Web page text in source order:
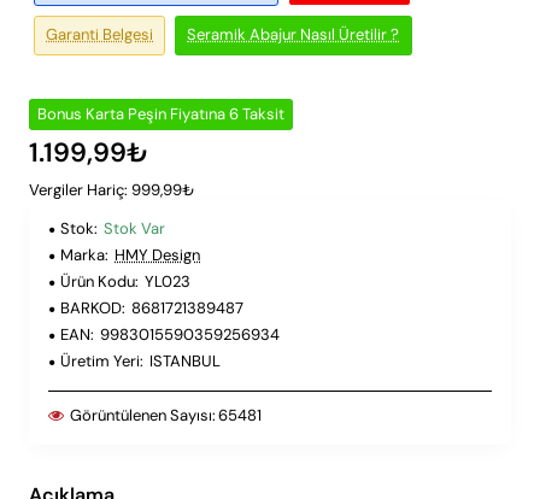
Seramik Abajur Nasıl Üretilir ?
Garanti Belgesi
Bonus Karta Peşin Fiyatına 6 Taksit
1.199,99₺
Vergiler Hariç: 999,99₺
Stok: Stok Var
Marka: HMY Design
Ürün Kodu: YL023
BARKOD: 8681721389487
EAN: 9983015590359256934
Üretim Yeri: ISTANBUL
Görüntülenen Sayısı:65481